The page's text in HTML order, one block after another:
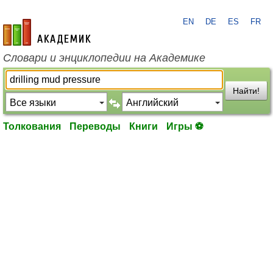
academic.ru
EN DE ES FR
Словари и энциклопедии на Академике
Найти!
Толкования Переводы Книги Игры ⚽